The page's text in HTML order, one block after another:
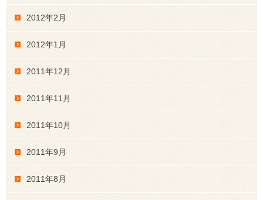
2012年2月
2012年1月
2011年12月
2011年11月
2011年10月
2011年9月
2011年8月